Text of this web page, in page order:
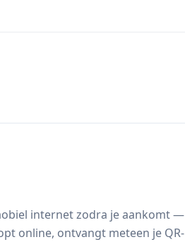
internet zodra je aankomt —
online, ontvangt meteen je QR-